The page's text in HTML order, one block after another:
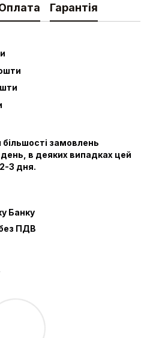
Гарантія
замовлень
в деяких випадках цей
3 дня.
Банку
ПДВ